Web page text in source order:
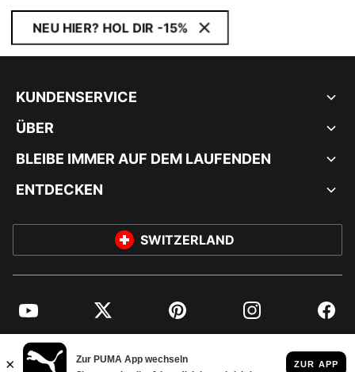
NEU HIER? HOL DIR -15%
KUNDENSERVICE
ÜBER
BLEIBE IMMER AUF DEM LAUFENDEN
ENTDECKEN
SWITZERLAND
YouTube Twitter Pinterest Instagram
© PUMA EUROPE GMBH, 2026. ALLE RECHTE VORBEHALTEN
IMPRESSUM UND RECHTLICHE HINWEISE